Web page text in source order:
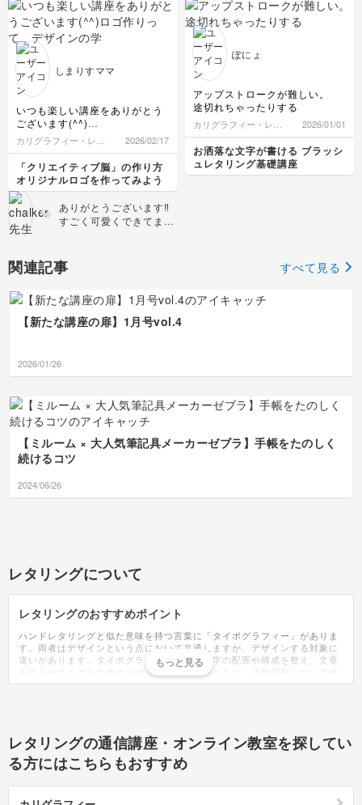
れたパスタのお写真にア
レンジしてくださったん
ですね🍝 とってもステ
よく、ひとこと添えるだ
のある一枚になります♪
ぜひこれからも、お気に
入りの写真に文字を添え
て、ご自身らしい作品づ
くりを楽しんでください
ね🌼
とうございます😊 草花
のお写真を撮られている
ゲンビリアですね！
「ありきたりになってし
てもよく分かります。
文字を添えることで作品
としての完成度が上がっ
たと感じていただけて、
本当にうれしいです😊
写真に言葉を添えるだけ
で、そのときの気持ちや
くりを楽しんでください
しまりすママ
いつも楽しい講座をありがとう
ございます(^^)
ロゴ作りって、デザインの学校
を卒業した人しか出来ないもの
と思っていましたが、先生の講
座を受講したら、ロゴ作りの基
本や気をつける事等を教えてい
ただけて、初心者ですが挑戦し
みようという気持ちになりまし
た(^^)
ひとまずHelloできました！
カリグラフィー・レタ
リング
2026/02/17
「クリエイティブ脳」の作り方
オリジナルロゴを作ってみよう
ありがとうございます‼️
すごく可愛くできてます
す✨✨ これは、iPadで描
かれたのですか？ デザ
個別レッスンをしており
ますよ‼️
ぽにょ
アップストロークが難しい。
途切れちゃったりする
カリグラフィー・レタ
リング
2026/01/01
お洒落な文字が書ける ブラッシ
ュレタリング基礎講座
関連記事 すべて見る
【新たな講座の扉】1月号vol.4
2026/01/26
【ミルーム × 大人気筆記具メーカーゼブラ】手帳をたのしく
続けるコツ
2024/06/26
レタリングについて
レタリングのおすすめポイント
ハンドレタリングと似た意味を持つ言葉に「タイポグラフィー」がありま
す。両者はデザインという点において共通しますが、デザインする対象に
違いがあります。タイポグラフィーとは、文字の配置や構成を整え、文章
を読みやすくするためのデザインのこと。もともと、活版印刷において体
裁を整えるために使われる技術でした。現在は印刷物だけでなく、文字の
ました。1つ目は「レタリンググラス」。レタリングが施されたお洒落な
グラスのことです。カフェのようなお洒落さで、SNSにも映えることから
人気がある韓国雑貨。2つ目は「レタリングケーキ」。誕生日ケーキのこ
レタリングの通信講座・オンライン教室を探してい
る方にはこちらもおすすめ